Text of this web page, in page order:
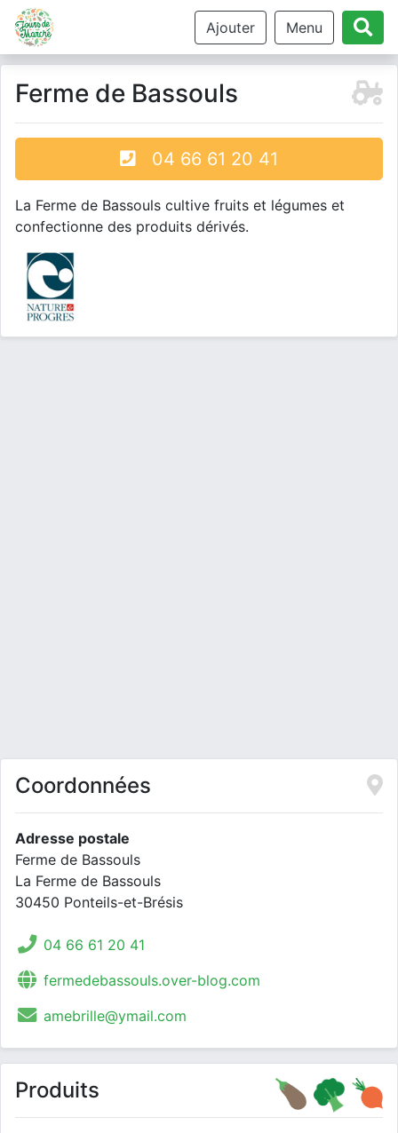
Ajouter Menu
Ferme de Bassouls
04 66 61 20 41
La Ferme de Bassouls cultive fruits et légumes et
confectionne des produits dérivés.
Coordonnées
Adresse postale
Ferme de Bassouls
La Ferme de Bassouls
30450 Ponteils-et-Brésis
04 66 61 20 41
fermedebassouls.over-blog.com
amebrille@ymail.com
Produits